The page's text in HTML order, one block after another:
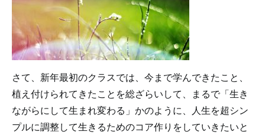
さて、新年最初のクラスでは、今まで学んできたこと、
植え付けられてきたことを総ざらいして、まるで「生き
ながらにして生まれ変わる」かのように、人生を超シン
プルに調整して生きるためのコア作りをしていきたいと